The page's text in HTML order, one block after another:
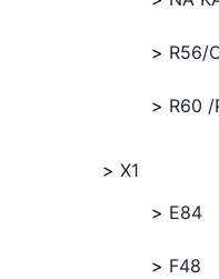
R56/
R60 /
X1
E84
F48